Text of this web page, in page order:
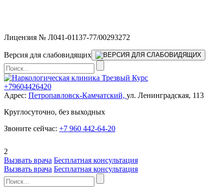
Лицензия № Л041-01137-77/00293272
Версия для слабовидящих
+79604426420
Адрес: Петропавловск-Камчатский, ул. Ленинградская, 113
Круглосуточно, без выходных
Звоните сейчас: +7 960 442-64-20
2
Вызвать врача Бесплатная консультация
Вызвать врача Бесплатная консультация